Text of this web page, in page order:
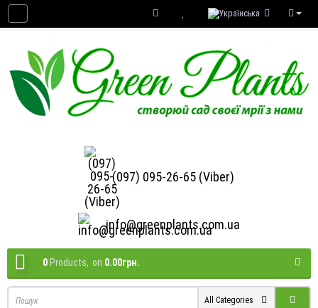
(097) 095-26-65 (Viber)
info@greenplants.com.ua
0 Products, on 0.00грн.
All Categories